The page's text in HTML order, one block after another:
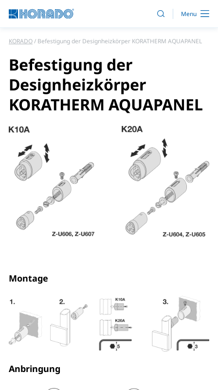
KORADO Befestigung der Designheizkörper KORATHERM AQUAPANEL
Befestigung der
Designheizkörper
KORATHERM AQUAPANEL
Montage
Anbringung